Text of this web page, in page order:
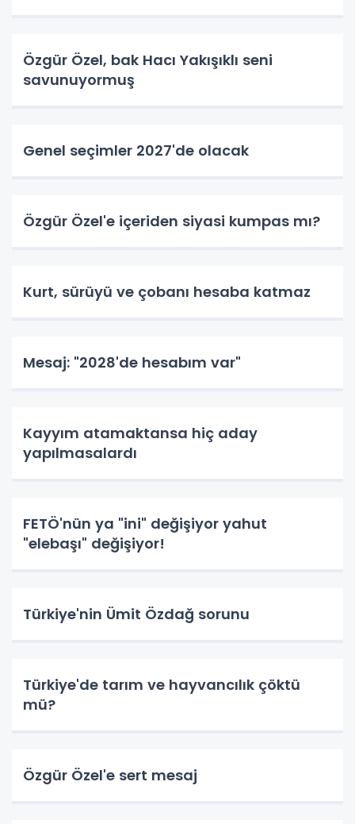
Özgür Özel, bak Hacı Yakışıklı seni
savunuyormuş
Genel seçimler 2027'de olacak
Özgür Özel'e içeriden siyasi kumpas mı?
Kurt, sürüyü ve çobanı hesaba katmaz
Mesaj: "2028'de hesabım var"
Kayyım atamaktansa hiç aday
yapılmasalardı
FETÖ'nün ya "ini" değişiyor yahut
"elebaşı" değişiyor!
Türkiye'nin Ümit Özdağ sorunu
Türkiye'de tarım ve hayvancılık çöktü
mü?
Özgür Özel'e sert mesaj